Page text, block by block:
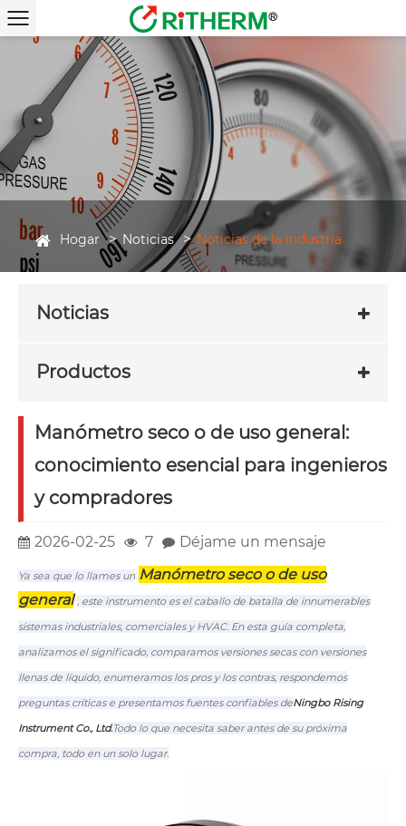
Hogar Noticias Noticias de la industria
Noticias
Productos
Manómetro seco o de uso general:
conocimiento esencial para ingenieros
y compradores
2026-02-25 7 Déjame un mensaje
Ya sea que lo llames un Manómetro seco o de uso
general , este instrumento es el caballo de batalla de innumerables
sistemas industriales, comerciales y HVAC. En esta guía completa,
analizamos el significado, comparamos versiones secas con versiones
llenas de líquido, enumeramos los pros y los contras, respondemos
preguntas críticas e presentamos fuentes confiables deNingbo Rising
Instrument Co., Ltd.Todo lo que necesita saber antes de su próxima
compra, todo en un solo lugar.